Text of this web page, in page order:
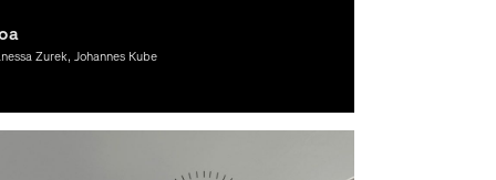
Zurek, Johannes Kube